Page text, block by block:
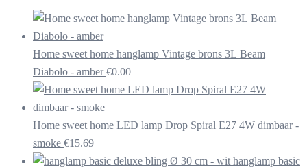
Home sweet home hanglamp Vintage brons 3L Beam
Diabolo - amber €0.00
Home sweet home LED lamp Drop Spiral E27 4W dimbaar -
smoke €15.69
hanglamp basic